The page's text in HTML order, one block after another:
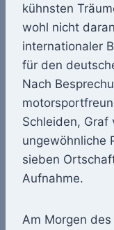
kühnsten
wohl nicht
internationaler
für den
Nach
Schleiden, Graf
ungewöhnliche
sieben
Aufnahme.
Am Morgen